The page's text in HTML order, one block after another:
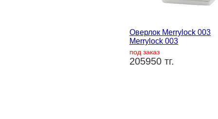
Оверлок Merrylock 003
Merrylock 003
под заказ
205950 тг.